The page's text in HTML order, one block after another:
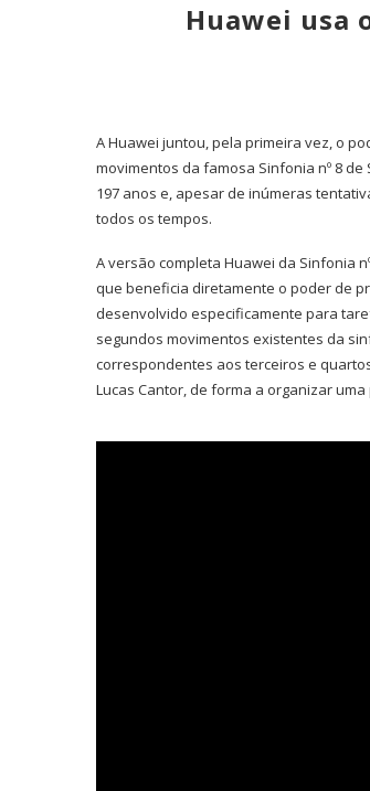
Huawei usa
A Huawei juntou, pela primeira vez, o
movimentos da famosa Sinfonia nº 8
197 anos e, apesar de inúmeras
todos os tempos.
A versão completa Huawei da Sinfonia
que beneficia diretamente o poder de
desenvolvido especificamente para
segundos movimentos existentes da
correspondentes aos terceiros e
Lucas Cantor, de forma a organizar